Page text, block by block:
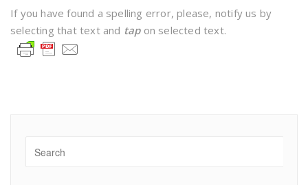
If you have found a spelling error, please, notify us by
selecting that text and tapon selected text.